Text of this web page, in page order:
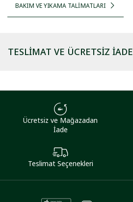
BAKIM VE YIKAMA TALİMATLARI
TESLIMAT VE ÜCRETSIZ İADE
Ücretsiz ve Mağazadan
İade
Teslimat Seçenekleri